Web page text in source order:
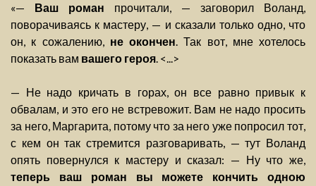
«— Ваш роман прочитали, — заговорил Воланд,
поворачиваясь к мастеру, — и сказали только одно, что
он, к сожалению, не окончен. Так вот, мне хотелось
показать вам вашего героя. <...>
— Не надо кричать в горах, он все равно привык к
обвалам, и это его не встревожит. Вам не надо просить
за него, Маргарита, потому что за него уже попросил тот,
с кем он так стремится разговаривать, — тут Воланд
опять повернулся к мастеру и сказал: — Ну что же,
теперь ваш роман вы можете кончить одною